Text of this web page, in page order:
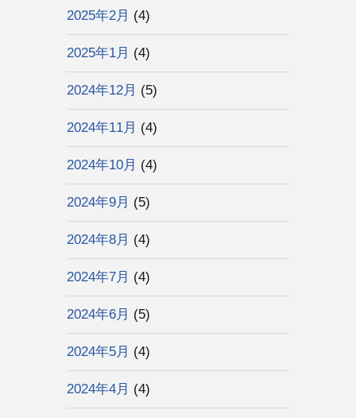
2025年2月 (4)
2025年1月 (4)
2024年12月 (5)
2024年11月 (4)
2024年10月 (4)
2024年9月 (5)
2024年8月 (4)
2024年7月 (4)
2024年6月 (5)
2024年5月 (4)
2024年4月 (4)